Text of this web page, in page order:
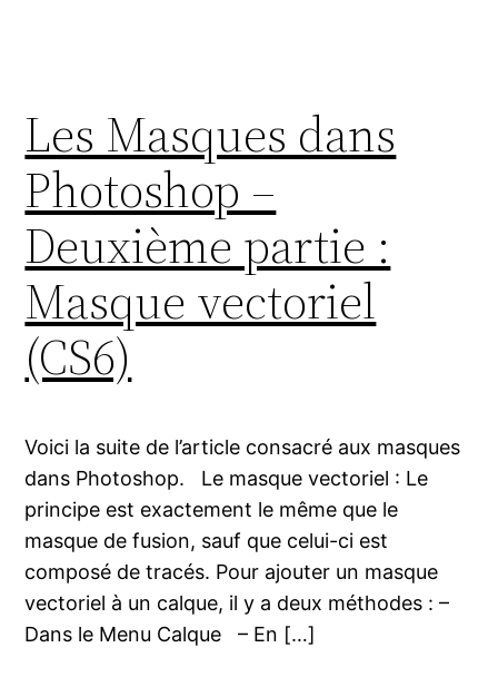
Les Masques dans
Photoshop –
Deuxième partie :
Masque vectoriel
(CS6)
Voici la suite de l’article consacré aux masques
dans Photoshop. Le masque vectoriel : Le
principe est exactement le même que le
masque de fusion, sauf que celui-ci est
composé de tracés. Pour ajouter un masque
vectoriel à un calque, il y a deux méthodes : –
Dans le Menu Calque – En […]